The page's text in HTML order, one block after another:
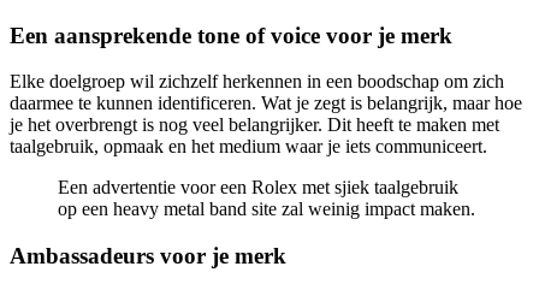
Een aansprekende tone of voice voor je merk
Elke doelgroep wil zichzelf herkennen in een boodschap om zich
daarmee te kunnen identificeren. Wat je zegt is belangrijk, maar hoe
je het overbrengt is nog veel belangrijker. Dit heeft te maken met
taalgebruik, opmaak en het medium waar je iets communiceert.
Een advertentie voor een Rolex met sjiek taalgebruik
op een heavy metal band site zal weinig impact maken.
Ambassadeurs voor je merk